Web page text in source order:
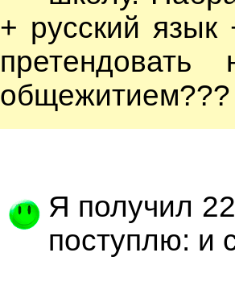
+ русский
общежитием???
Я получил
поступлю: и